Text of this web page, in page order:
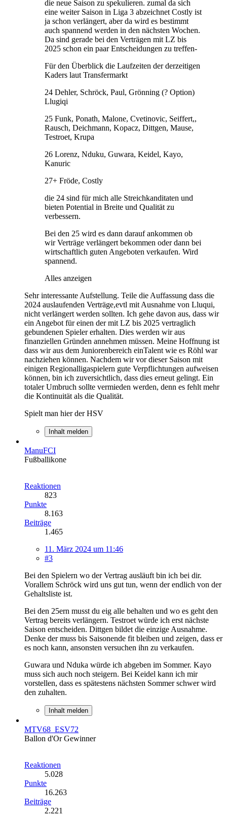
die neue Saison zu spekulieren. zumal da sich
eine weiter Saison in Liga 3 abzeichnet Costly ist
ja schon verlängert, aber da wird es bestimmt
auch spannend werden in den nächsten Wochen.
Da sind gerade bei den Verträgen mit LZ bis
2025 schon ein paar Entscheidungen zu treffen-
Für den Überblick die Laufzeiten der derzeitigen
Kaders laut Transfermarkt
24 Dehler, Schröck, Paul, Grönning (? Option)
Llugiqi
25 Funk, Ponath, Malone, Cvetinovic, Seiffert,,
Rausch, Deichmann, Kopacz, Dittgen, Mause,
Testroet, Krupa
26 Lorenz, Nduku, Guwara, Keidel, Kayo,
Kanuric
27+ Fröde, Costly
die 24 sind für mich alle Streichkanditaten und
bieten Potential in Breite und Qualität zu
verbessern.
Bei den 25 wird es dann darauf ankommen ob
wir Verträge verlängert bekommen oder dann bei
wirtschaftlich guten Angeboten verkaufen. Wird
spannend.
Alles anzeigen
Sehr interessante Aufstellung. Teile die Auffassung dass die
2024 auslaufenden Verträge,evtl mit Ausnahme von Lluqui,
nicht verlängert werden sollten. Ich gehe davon aus, dass wir
ein Angebot für einen der mit LZ bis 2025 vertraglich
gebundenen Spieler erhalten. Dies werden wir aus
finanziellen Gründen annehmen müssen. Meine Hoffnung ist
dass wir aus dem Juniorenbereich einTalent wie es Röhl war
nachziehen können. Nachdem wir vor dieser Saison mit
einigen Regionalligaspielern gute Verpflichtungen aufweisen
können, bin ich zuversichtlich, dass dies erneut gelingt. Ein
totaler Umbruch sollte vermieden werden, denn es fehlt mehr
die Kontinuität als die Qualität.
Spielt man hier der HSV
Inhalt melden
ManuFCI
Fußballikone
Reaktionen
823
Punkte
8.163
Beiträge
1.465
11. März 2024 um 11:46
#3
Bei den Spielern wo der Vertrag ausläuft bin ich bei dir.
Vorallem Schröck wird uns gut tun, wenn der endlich von der
Gehaltsliste ist.
Bei den 25ern musst du eig alle behalten und wo es geht den
Vertrag bereits verlängern. Testroet würde ich erst nächste
Saison entscheiden. Dittgen bildet die einzige Ausnahme.
Denke der muss bis Saisonende fit bleiben und zeigen, dass er
es noch kann, ansonsten versuchen ihn zu verkaufen.
Guwara und Nduka würde ich abgeben im Sommer. Kayo
muss sich auch noch steigern. Bei Keidel kann ich mir
vorstellen, dass es spätestens nächsten Sommer schwer wird
den zuhalten.
Inhalt melden
MTV68_ESV72
Ballon d'Or Gewinner
Reaktionen
5.028
Punkte
16.263
Beiträge
2.221